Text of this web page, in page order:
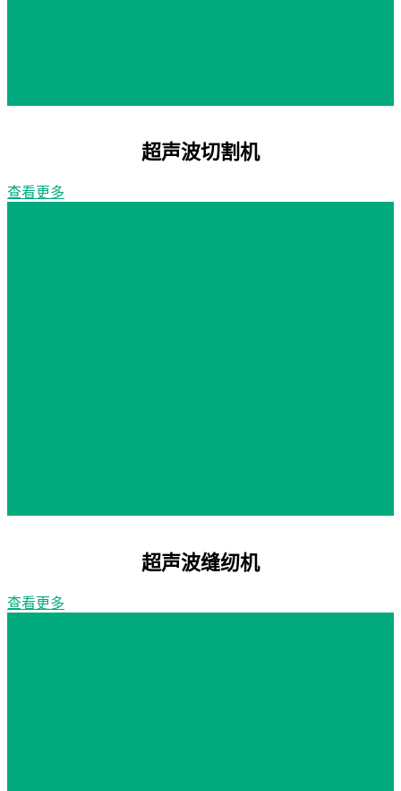
超声波切割机
查看更多
超声波缝纫机
查看更多